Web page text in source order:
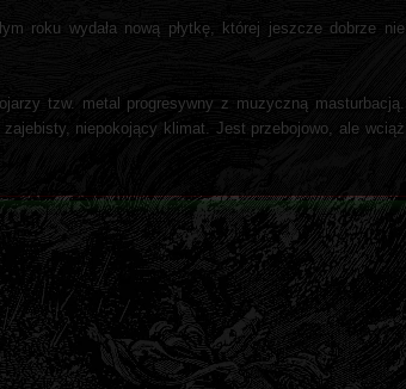
roku wydała nową płytkę, której jeszcze dobrze nie
tzw. metal progresywny z muzyczną masturbacją.
niepokojący klimat. Jest przebojowo, ale wciąż